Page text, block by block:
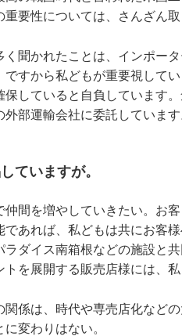
要性については、さんざん取
く聞かれたことは、インポー
すから私どもが重要視して
保していると自負しています
部運輸会社に委託していま
ていますが。
仲間を増やしていきたい。お
あれば、私どもは共にお客
ラダイス南箱根などの施設と
を展開する販売店様には、
関係は、時代や専売店化など
変わりはない。